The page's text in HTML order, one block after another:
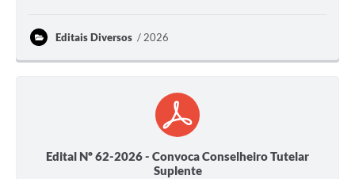
ContratosEditais Diversos 2026
Edital Nº 62-2026 - Convoca Conselheiro Tutelar
Suplente